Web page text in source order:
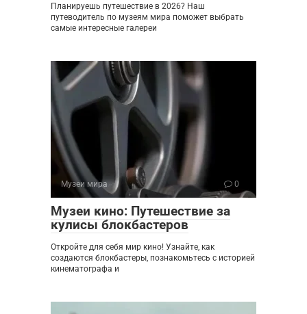
Планируешь путешествие в 2026? Наш
путеводитель по музеям мира поможет выбрать
самые интересные галереи
Музеи мира 0
Музеи кино: Путешествие за
кулисы блокбастеров
Откройте для себя мир кино! Узнайте, как
создаются блокбастеры, познакомьтесь с историей
кинематографа и